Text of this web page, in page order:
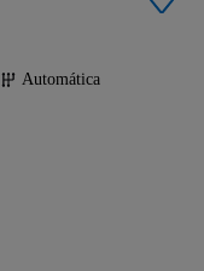
Automática